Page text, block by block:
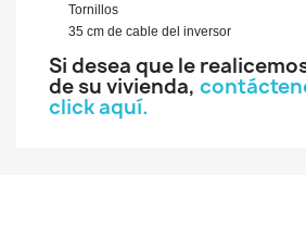
Tornillos
35 cm de cable del inversor
Si desea que le
de su vivienda,
click aquí.